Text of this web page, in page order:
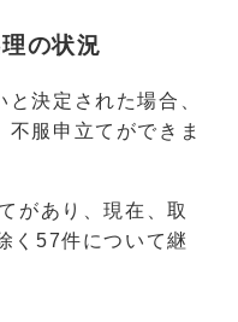
の状況
決定された場合、
服申立てができま
があり、現在、取
く57件について継